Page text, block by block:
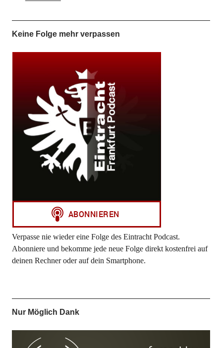
Keine Folge mehr verpassen
Verpasse nie wieder eine Folge des Eintracht Podcast.
Abonniere und bekomme jede neue Folge direkt kostenfrei auf
deinen Rechner oder auf dein Smartphone.
Nur Möglich Dank